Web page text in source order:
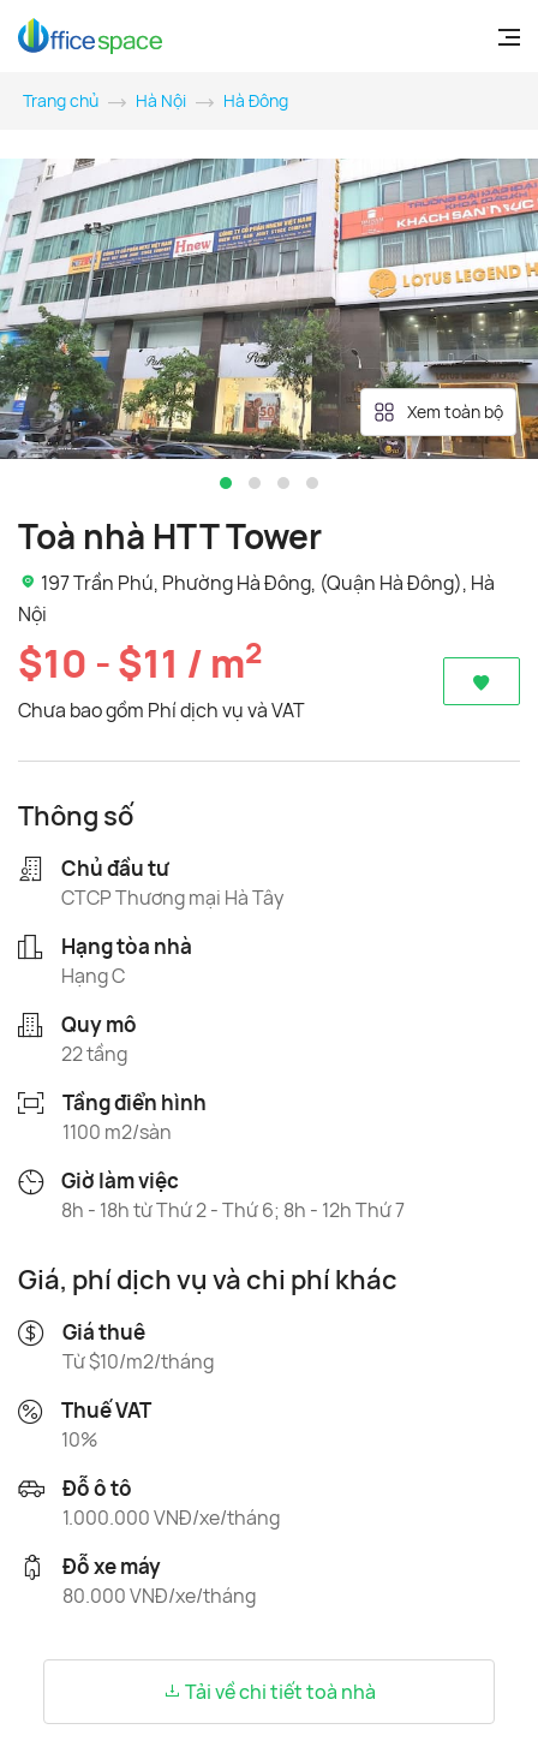
Trang chủ Hà Nội Hà Đông
Xem toàn bộ
Toà nhà HTT Tower
197 Trần Phú, Phường Hà Đông, (Quận Hà Đông), Hà
Nội
$10 - $11 / m2
Chưa bao gồm Phí dịch vụ và VAT
Thông số
Chủ đầu tư
CTCP Thương mại Hà Tây
Hạng tòa nhà
Hạng C
Quy mô
22 tầng
Tầng điển hình
1100 m2/sàn
Giờ làm việc
8h - 18h từ Thứ 2 - Thứ 6; 8h - 12h Thứ 7
Giá, phí dịch vụ và chi phí khác
Giá thuê
Từ $10/m2/tháng
Thuế VAT
10%
Đỗ ô tô
1.000.000 VNĐ/xe/tháng
Đỗ xe máy
80.000 VNĐ/xe/tháng
Tải về chi tiết toà nhà